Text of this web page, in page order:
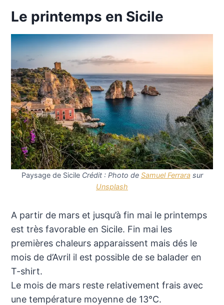
Le printemps en Sicile
Paysage de Sicile Crédit : Photo de Samuel Ferrarasur
Unsplash
A partir de mars et jusqu’à fin mai le printemps
est très favorable en Sicile. Fin mai les
premières chaleurs apparaissent mais dés le
mois de d’Avril il est possible de se balader en
T-shirt.
Le mois de mars reste relativement frais avec
une température moyenne de 13°C.